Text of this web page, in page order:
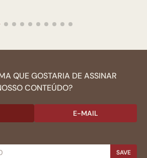
QUE GOSTARIA DE ASSINAR
CONTEÚDO?
E-MAIL
SAVE